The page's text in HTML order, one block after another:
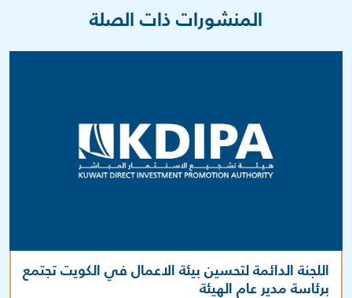
المنشورات ذات الصلة
اللجنة الدائمة لتحسين بيئة الاعمال في الكويت تجتمع
برئاسة مدير عام الهيئة